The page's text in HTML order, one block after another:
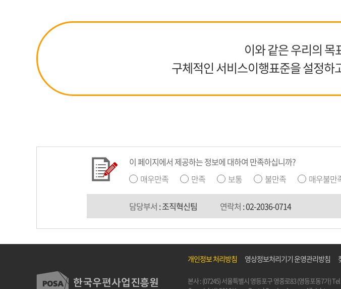
이와 같은 우리의 목
구체적인 서비스이행표준을 설정하
이 페이지에서 제공하는 정보에 대하여 만족하십니까?
매우만족
만족 보통 불만족 매우불만
담당부서 : 조직혁신팀 연락처 :02-2036-0714
개인정보 처리방침 영상정보처리기기 운영관리방침
본사 : (07245) 서울특별시 영등포구 영중로83 (영등포동7가)Tel